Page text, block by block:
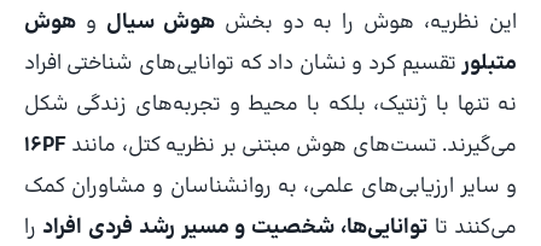
دسته‌بندی
تست‌ها
این نظریه، هوش را به دو بخشهوش سیال وهوش
متبلورتقسیم کرد و نشان داد که توانایی‌های شناختی افراد
نه تنها با ژنتیک، بلکه با محیط و تجربه‌های زندگی شکل
می‌گیرند. تست‌های هوش مبتنی بر نظریه کتل، مانند16PF
و سایر ارزیابی‌های علمی، به روانشناسان و مشاوران کمک
می‌کنند تاتوانایی‌ها، شخصیت و مسیر رشد فردی افراد را